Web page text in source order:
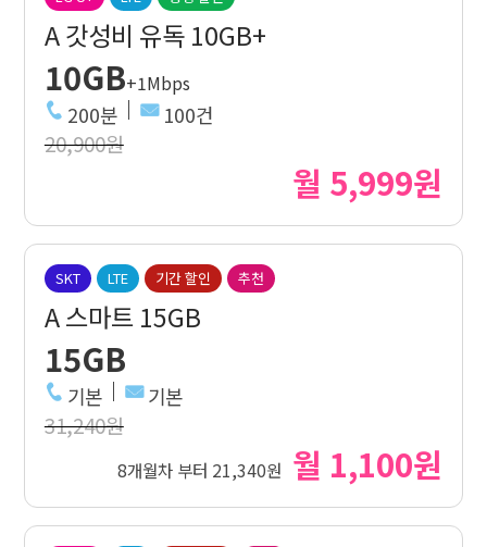
A 갓성비 유독 10GB+
10GB+1Mbps
200분 100건
20,900원
월 5,999원
SKT LTE 기간 할인 추천
A 스마트 15GB
15GB
기본 기본
31,240원
8개월차 부터 21,340원 월 1,100원